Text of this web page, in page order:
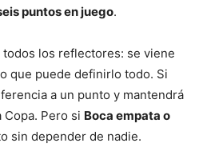
puntos en juego.
los reflectores: se viene
que puede definirlo todo. Si
a un punto y mantendrá
Pero si Boca empata o
sin depender de nadie.